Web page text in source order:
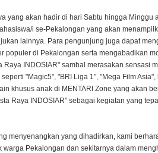
yang akan hadir di hari Sabtu hingga Minggu
i se-Pekalongan yang akan
lainnya. Para pengunjung juga dapat
populer di Pekalongan serta mengabadikan
Raya INDOSIAR" sambal merasakan sensasi
"Magic5", "BRI Liga 1", "Mega Film
khusus anak di MENTARI Zone yang akan
Raya INDOSIAR" sebagai kegiatan yang
menyenangkan yang dihadirkan, kami
Pekalongan dan sekitarnya dalam